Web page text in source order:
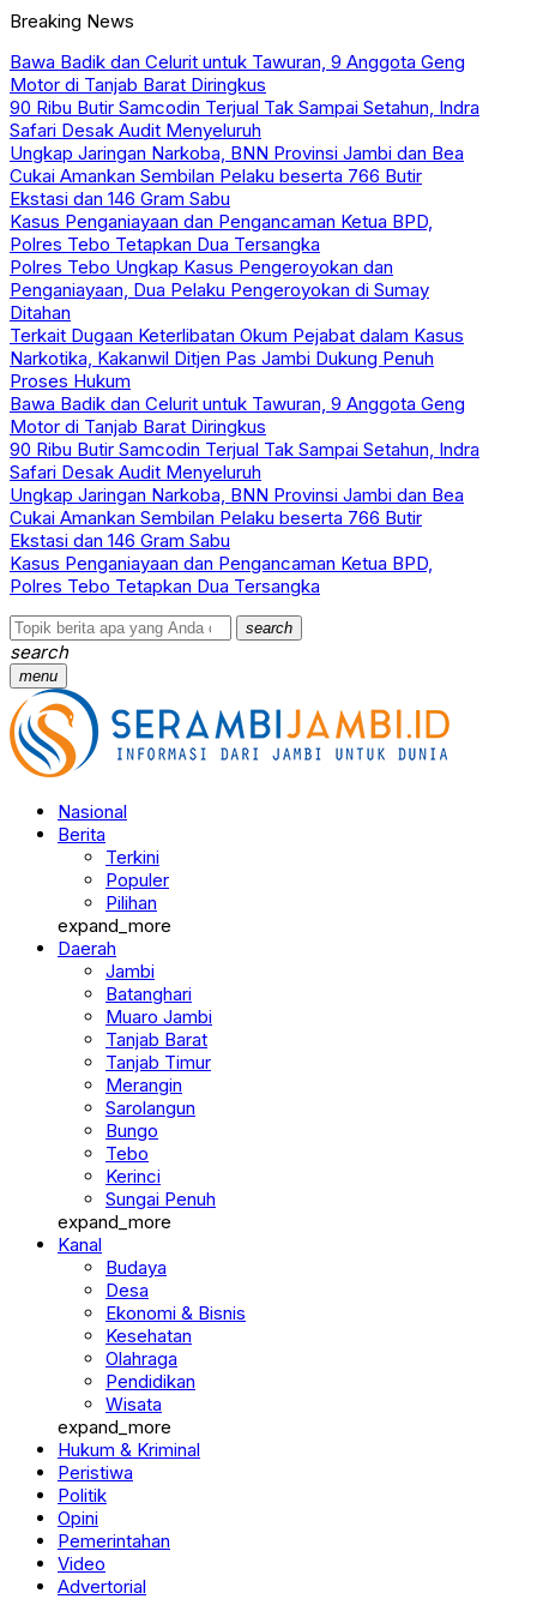
Breaking News
Bawa Badik dan Celurit untuk Tawuran, 9 Anggota Geng
Motor di Tanjab Barat Diringkus
90 Ribu Butir Samcodin Terjual Tak Sampai Setahun, Indra
Safari Desak Audit Menyeluruh
Ungkap Jaringan Narkoba, BNN Provinsi Jambi dan Bea
Cukai Amankan Sembilan Pelaku beserta 766 Butir
Ekstasi dan 146 Gram Sabu
Kasus Penganiayaan dan Pengancaman Ketua BPD,
Polres Tebo Tetapkan Dua Tersangka
Polres Tebo Ungkap Kasus Pengeroyokan dan
Penganiayaan, Dua Pelaku Pengeroyokan di Sumay
Ditahan
Terkait Dugaan Keterlibatan Okum Pejabat dalam Kasus
Narkotika, Kakanwil Ditjen Pas Jambi Dukung Penuh
Proses Hukum
Bawa Badik dan Celurit untuk Tawuran, 9 Anggota Geng
Motor di Tanjab Barat Diringkus
90 Ribu Butir Samcodin Terjual Tak Sampai Setahun, Indra
Safari Desak Audit Menyeluruh
Ungkap Jaringan Narkoba, BNN Provinsi Jambi dan Bea
Cukai Amankan Sembilan Pelaku beserta 766 Butir
Ekstasi dan 146 Gram Sabu
Kasus Penganiayaan dan Pengancaman Ketua BPD,
Polres Tebo Tetapkan Dua Tersangka
search
search
menu
Nasional
Berita
Terkini
Populer
Pilihan
expand_more
Daerah
Jambi
Batanghari
Muaro Jambi
Tanjab Barat
Tanjab Timur
Merangin
Sarolangun
Bungo
Tebo
Kerinci
Sungai Penuh
expand_more
Kanal
Budaya
Desa
Ekonomi & Bisnis
Kesehatan
Olahraga
Pendidikan
Wisata
expand_more
Hukum & Kriminal
Peristiwa
Politik
Opini
Pemerintahan
Video
Advertorial